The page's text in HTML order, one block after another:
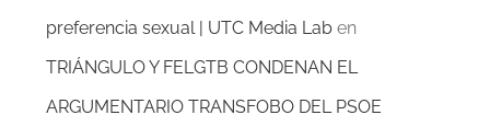
preferencia sexual | UTC Media Lab en
TRIÁNGULO Y FELGTB CONDENAN EL
ARGUMENTARIO TRANSFOBO DEL PSOE